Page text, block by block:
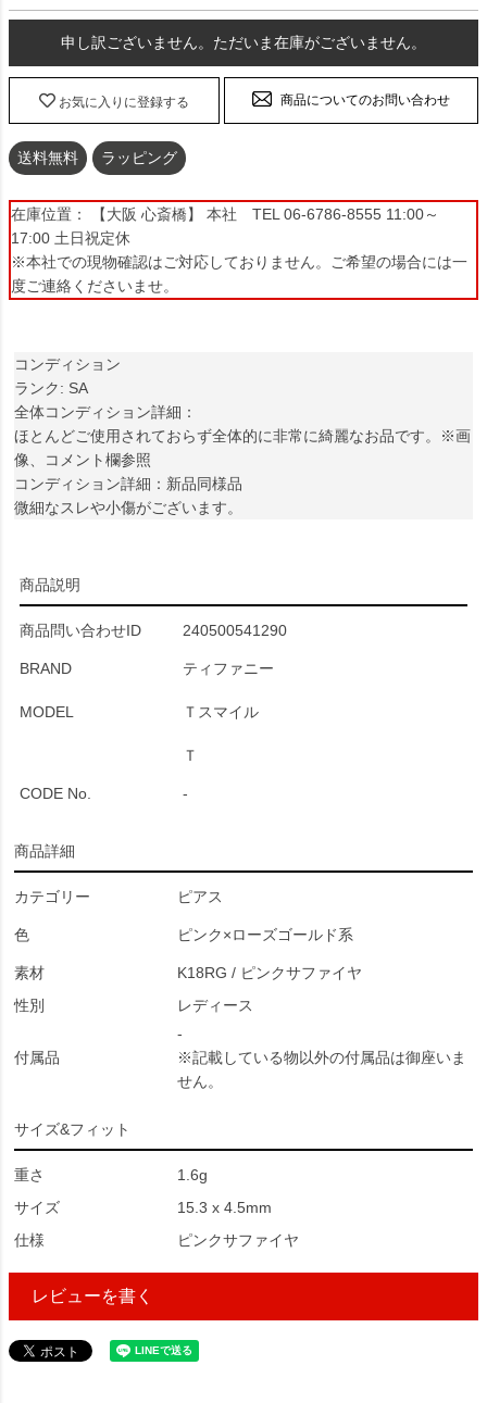
申し訳ございません。ただいま在庫がございません。
お気に入りに登録する 商品についてのお問い合わせ
送料無料 ラッピング
在庫位置： 【大阪 心斎橋】 本社 TEL 06-6786-8555 11:00～
17:00 土日祝定休
※本社での現物確認はご対応しておりません。ご希望の場合には一
度ご連絡くださいませ。
コンディション
ランク: SA
全体コンディション詳細：
ほとんどご使用されておらず全体的に非常に綺麗なお品です。※画
像、コメント欄参照
コンディション詳細：新品同様品
微細なスレや小傷がございます。
商品説明
商品問い合わせID 240500541290
BRAND ティファニー
MODEL Ｔスマイル
Ｔ
CODE No. -
商品詳細
カテゴリー ピアス
色 ピンク×ローズゴールド系
素材
K18RG / ピンクサファイヤ
性別
レディース
付属品
-
※記載している物以外の付属品は御座いま
せん。
サイズ&フィット
重さ
1.6g
サイズ
15.3 x 4.5mm
仕様
ピンクサファイヤ
レビューを書く